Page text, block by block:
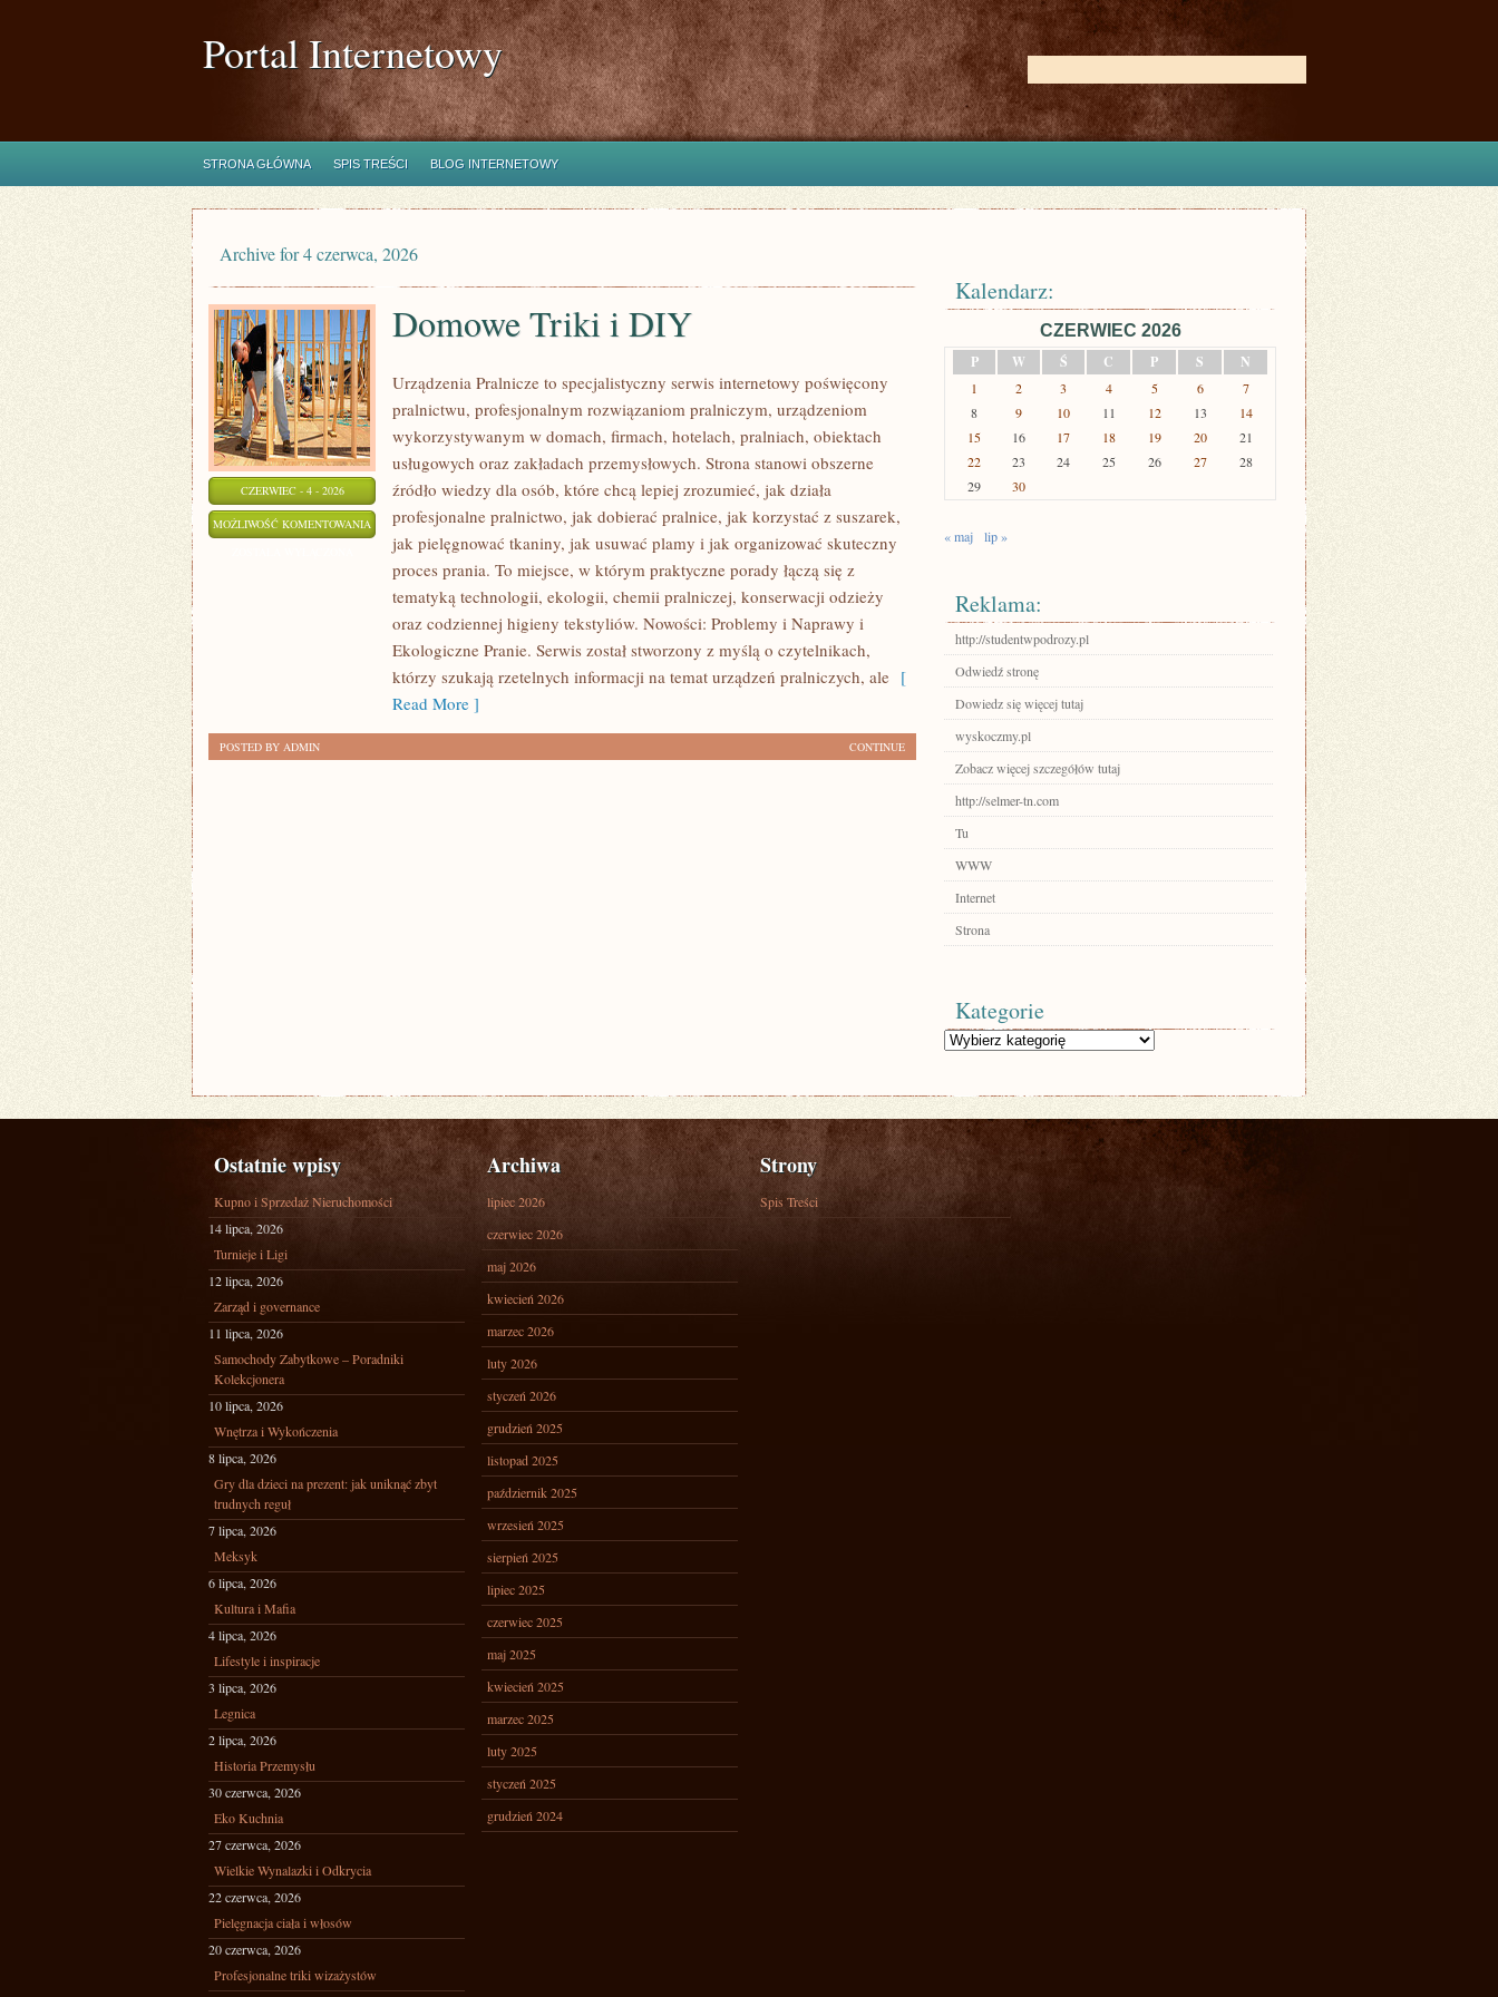
Portal Internetowy
STRONA GŁÓWNA SPIS TREŚCI BLOG INTERNETOWY
Archive for 4 czerwca, 2026
CZERWIEC - 4 - 2026
MOŻLIWOŚĆ KOMENTOWANIA DOMOWE
TRIKI
Domowe Triki i DIY
Urządzenia Pralnicze to specjalistyczny serwis internetowy poświęcony
pralnictwu, profesjonalnym rozwiązaniom pralniczym, urządzeniom
wykorzystywanym w domach, firmach, hotelach, pralniach, obiektach
usługowych oraz zakładach przemysłowych. Strona stanowi obszerne
źródło wiedzy dla osób, które chcą lepiej zrozumieć, jak działa
profesjonalne pralnictwo, jak dobierać pralnice, jak korzystać z suszarek,
jak pielęgnować tkaniny, jak usuwać plamy i jak organizować skuteczny
proces prania. To miejsce, w którym praktyczne porady łączą się z
tematyką technologii, ekologii, chemii pralniczej, konserwacji odzieży
oraz codziennej higieny tekstyliów. Nowości: Problemy i Naprawy i
Ekologiczne Pranie. Serwis został stworzony z myślą o czytelnikach,
którzy szukają rzetelnych informacji na temat urządzeń pralniczych, ale [
Read More ]
CONTINUE
POSTED BY ADMIN
Kalendarz:
CZERWIEC 2026
P
W Ś C P S N
1 2 3 4 5 6
7
8
9 10 11 12 13
14
15
16 17 18 19 20
21
22
23 24 25 26 27
28
29
30
« maj lip »
Reklama:
http://studentwpodrozy.pl
Odwiedź stronę
Dowiedz się więcej tutaj
wyskoczmy.pl
Zobacz więcej szczegółów tutaj
http://selmer-tn.com
Tu
WWW
Internet
Strona
Kategorie
Kategorie
Ostatnie wpisy
Kupno i Sprzedaż Nieruchomości
14 lipca, 2026
Turnieje i Ligi
12 lipca, 2026
Zarząd i governance
11 lipca, 2026
Samochody Zabytkowe – Poradniki
Kolekcjonera
10 lipca, 2026
Wnętrza i Wykończenia
8 lipca, 2026
Gry dla dzieci na prezent: jak uniknąć zbyt
trudnych reguł
7 lipca, 2026
Meksyk
6 lipca, 2026
Kultura i Mafia
4 lipca, 2026
Lifestyle i inspiracje
3 lipca, 2026
Legnica
2 lipca, 2026
Historia Przemysłu
30 czerwca, 2026
Eko Kuchnia
27 czerwca, 2026
Wielkie Wynalazki i Odkrycia
22 czerwca, 2026
Pielęgnacja ciała i włosów
20 czerwca, 2026
Profesjonalne triki wizażystów
Archiwa
lipiec 2026
czerwiec 2026
maj 2026
kwiecień 2026
marzec 2026
luty 2026
styczeń 2026
grudzień 2025
listopad 2025
październik 2025
wrzesień 2025
sierpień 2025
lipiec 2025
czerwiec 2025
maj 2025
kwiecień 2025
marzec 2025
luty 2025
styczeń 2025
grudzień 2024
Strony
Spis Treści